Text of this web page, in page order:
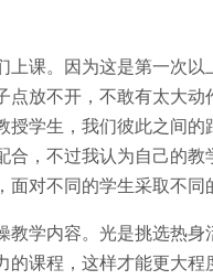
课。因为这是第一次以
点放不开，不敢有太大动
授学生，我们彼此之间的
合，不过我认为自己的教
对不同的学生采取不同
学内容。光是挑选热身
的课程，这样才能更大程